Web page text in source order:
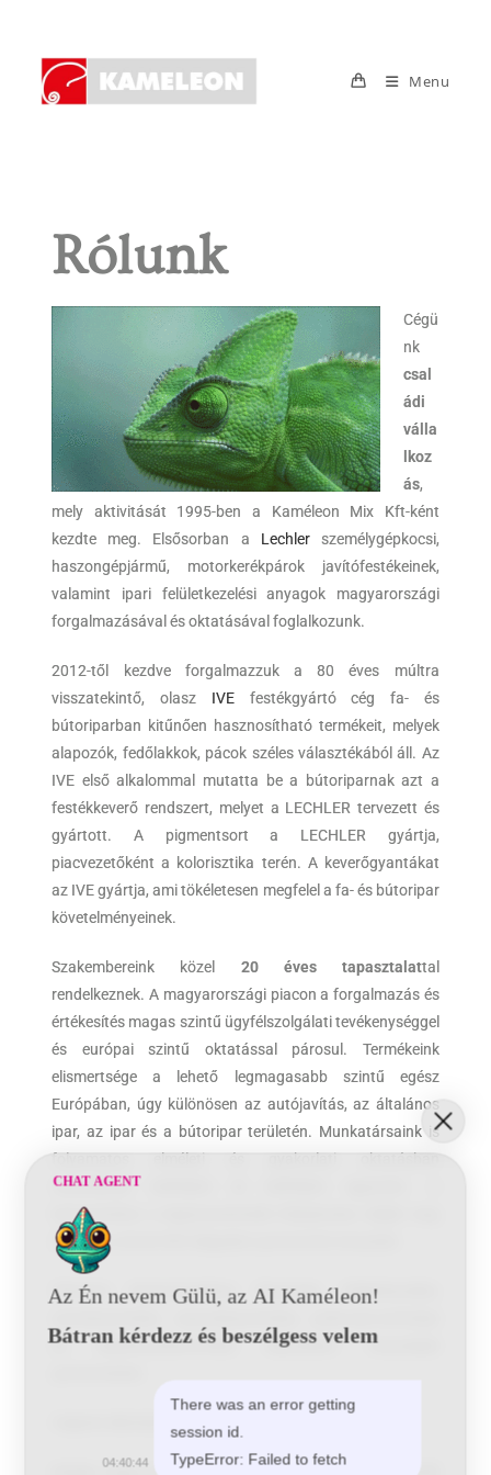
Menu
Rólunk
Cégü
nk
csal
ádi
válla
lkoz
ás,
mely aktivitását 1995-ben a Kaméleon Mix Kft-ként
kezdte meg. Elsősorban a Lechlerszemélygépkocsi,
haszongépjármű, motorkerékpárok javítófestékeinek,
valamint ipari felületkezelési anyagok magyarországi
forgalmazásával és oktatásával foglalkozunk.
2012-től kezdve forgalmazzuk a 80 éves múltra
visszatekintő, olasz IVEfestékgyártó cég fa- és
bútoriparban kitűnően hasznosítható termékeit, melyek
alapozók, fedőlakkok, pácok széles választékából áll. Az
IVE első alkalommal mutatta be a bútoriparnak azt a
festékkeverő rendszert, melyet a LECHLER tervezett és
gyártott. A pigmentsort a LECHLER gyártja,
piacvezetőként a kolorisztika terén. A keverőgyantákat
az IVE gyártja, ami tökéletesen megfelel a fa- és bútoripar
követelményeinek.
Szakembereink közel 20 éves tapasztalattal
rendelkeznek. A magyarországi piacon a forgalmazás és
értékesítés magas szintű ügyfélszolgálati tevékenységgel
és európai szintű oktatással párosul. Termékeink
elismertsége a lehető legmagasabb szintű egész
Európában, úgy különösen az autójavítás, az általános
ipar, az ipar és a bútoripar területén. Munkatársaink is
folyamatos elméleti és gyakorlati oktatásban
részesülnek külföldön és belföldön egyaránt. A
bemutatókon a legösszetettebb feladatokat oldják meg
elnyerve a közel 400 elégedett partnerünk tetszését.
Oktatási központunkban fényezési, felületkezelési,
és alkalmazástechnikai képzésben részesítjük
környezetvédelem
CHAT AGENT
Az Én nevem Gülü, az AI Kaméleon!
Bátran kérdezz és beszélgess velem
There was an error getting
session id.
TypeError: Failed to fetch
04:40:44